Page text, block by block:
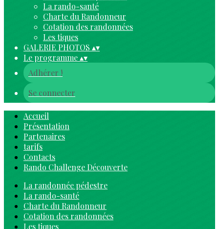
La rando-santé
Charte du Randonneur
Cotation des randonnées
Les tiques
GALERIE PHOTOS ▴▾
Le programme▴▾
Adhérer !
Se connecter
Accueil
Présentation
Partenaires
tarifs
Contacts
Rando Challenge Découverte
La randonnée pédestre
La rando-santé
Charte du Randonneur
Cotation des randonnées
Les tiques